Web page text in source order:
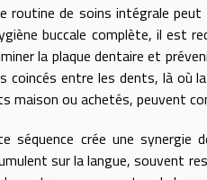
de soins intégrale
buccale complète, il est
la plaque dentaire et
coincés entre les dents, là où
maison ou achetés, peuvent
séquence crée une
sur la langue, souvent